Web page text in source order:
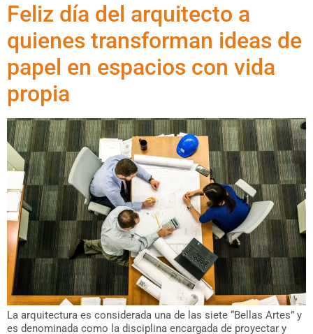
Feliz día del arquitecto a
quienes transforman ideas de
papel en espacios con vida
propia
La arquitectura es considerada una de las siete “Bellas Artes” y
es denominada como la disciplina encargada de proyectar y